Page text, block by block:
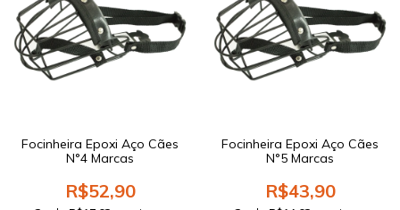
Focinheira Epoxi Aço Cães
N°4 Marcas
R$52,90
Focinheira Epoxi Aço Cães
N°5 Marcas
R$43,90